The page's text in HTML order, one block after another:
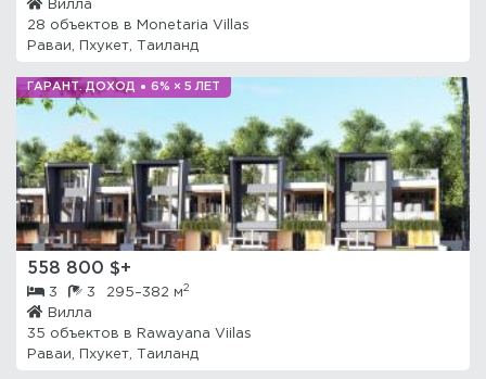
Вилла
28 объектов в
Monetaria Villas
Раваи, Пхукет, Таиланд
ГАРАНТ. ДОХОД 6% × 5 ЛЕТ
558 800 $+
3 3 295–382 м2
Вилла
35 объектов в
Rawayana Viilas
Раваи, Пхукет, Таиланд